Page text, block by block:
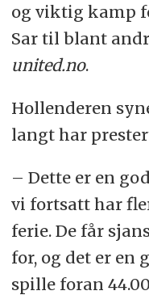
og viktig kamp
Sar til blant
united.no.
Hollenderen
langt har
– Dette er en
vi fortsatt har
ferie. De får
for, og det er en
spille foran